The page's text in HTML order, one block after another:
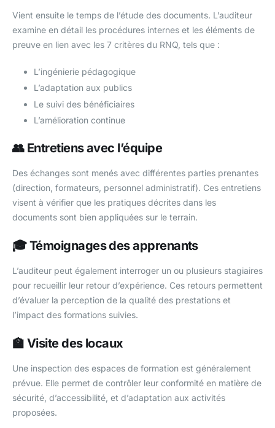
Vient ensuite le temps de l’étude des documents. L’auditeur
examine en détail les procédures internes et les éléments de
preuve en lien avec les 7 critères du RNQ, tels que :
L’ingénierie pédagogique
L’adaptation aux publics
Le suivi des bénéficiaires
L’amélioration continue
👥 Entretiens avec l’équipe
Des échanges sont menés avec différentes parties prenantes
(direction, formateurs, personnel administratif). Ces entretiens
visent à vérifier que les pratiques décrites dans les
documents sont bien appliquées sur le terrain.
🎓 Témoignages des apprenants
L’auditeur peut également interroger un ou plusieurs stagiaires
pour recueillir leur retour d’expérience. Ces retours permettent
d’évaluer la perception de la qualité des prestations et
l’impact des formations suivies.
🏫 Visite des locaux
Une inspection des espaces de formation est généralement
prévue. Elle permet de contrôler leur conformité en matière de
sécurité, d’accessibilité, et d’adaptation aux activités
proposées.